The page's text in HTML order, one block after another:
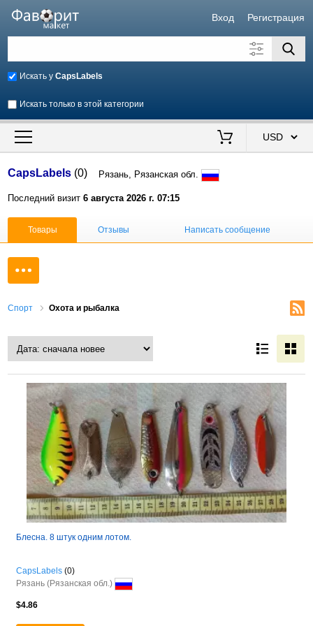
Вход Регистрация
Искать уCapsLabels
Искать только в этой категории
Искать также в описании
Продавец
CapsLabels (0) Рязань, Рязанская обл.
Последний визит6 августа 2026 г. 07:15
Товары Отзывы Написать сообщение
Спорт Охота и рыбалка
Блесна. 8 штук одним лотом.
CapsLabels (0)
Рязань (Рязанская обл.)
$4.86